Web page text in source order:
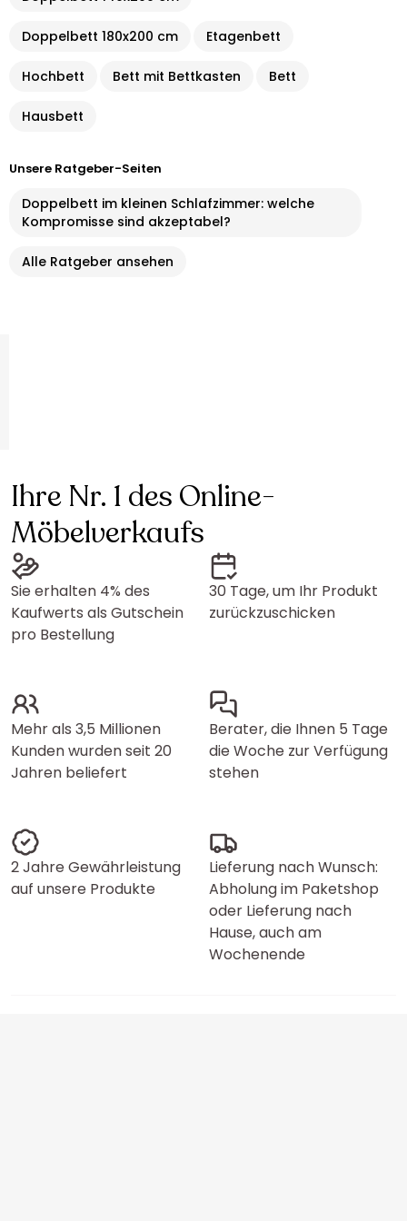
Doppelbett 180x200 cm Etagenbett
Hochbett Bett mit Bettkasten Bett
Hausbett
Unsere Ratgeber-Seiten
Doppelbett im kleinen Schlafzimmer: welche
Kompromisse sind akzeptabel?
Alle Ratgeber ansehen
Ihre Nr. 1 des Online-
Möbelverkaufs
Sie erhalten 4% des
Kaufwerts als Gutschein
pro Bestellung
30 Tage, um Ihr Produkt
zurückzuschicken
Mehr als 3,5 Millionen
Kunden wurden seit 20
Jahren beliefert
Berater, die Ihnen 5 Tage
die Woche zur Verfügung
stehen
2 Jahre Gewährleistung
auf unsere Produkte
Lieferung nach Wunsch:
Abholung im Paketshop
oder Lieferung nach
Hause, auch am
Wochenende